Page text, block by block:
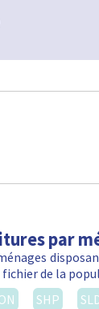
par
de la
SHP